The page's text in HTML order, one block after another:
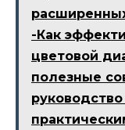
-Как
цветовой
полезные